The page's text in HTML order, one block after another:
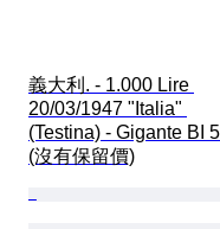
義大利. - 1.000 Lire
20/03/1947 "Italia"
(Testina) - Gigante BI
(沒有保留價)